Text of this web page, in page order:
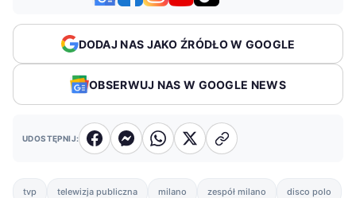
DODAJ NAS JAKO ŹRÓDŁO W GOOGLE
OBSERWUJ NAS W GOOGLE NEWS
UDOSTĘPNIJ:
tvp telewizja publiczna milano zespół milano disco polo